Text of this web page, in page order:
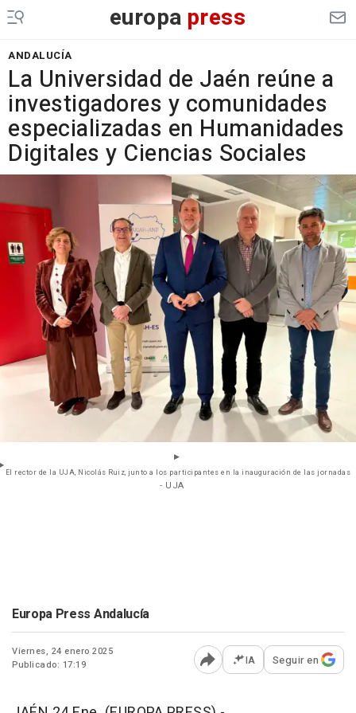
europa press
ANDALUCÍA
La Universidad de Jaén reúne a
investigadores y comunidades
especializadas en Humanidades
Digitales y Ciencias Sociales
El rector de la UJA, Nicolás Ruiz, junto a los participantes en la inauguración de las jornadas
- UJA
Europa Press Andalucía
Viernes, 24 enero 2025
Publicado: 17:19
Abrir opciones para
IA Seguir en